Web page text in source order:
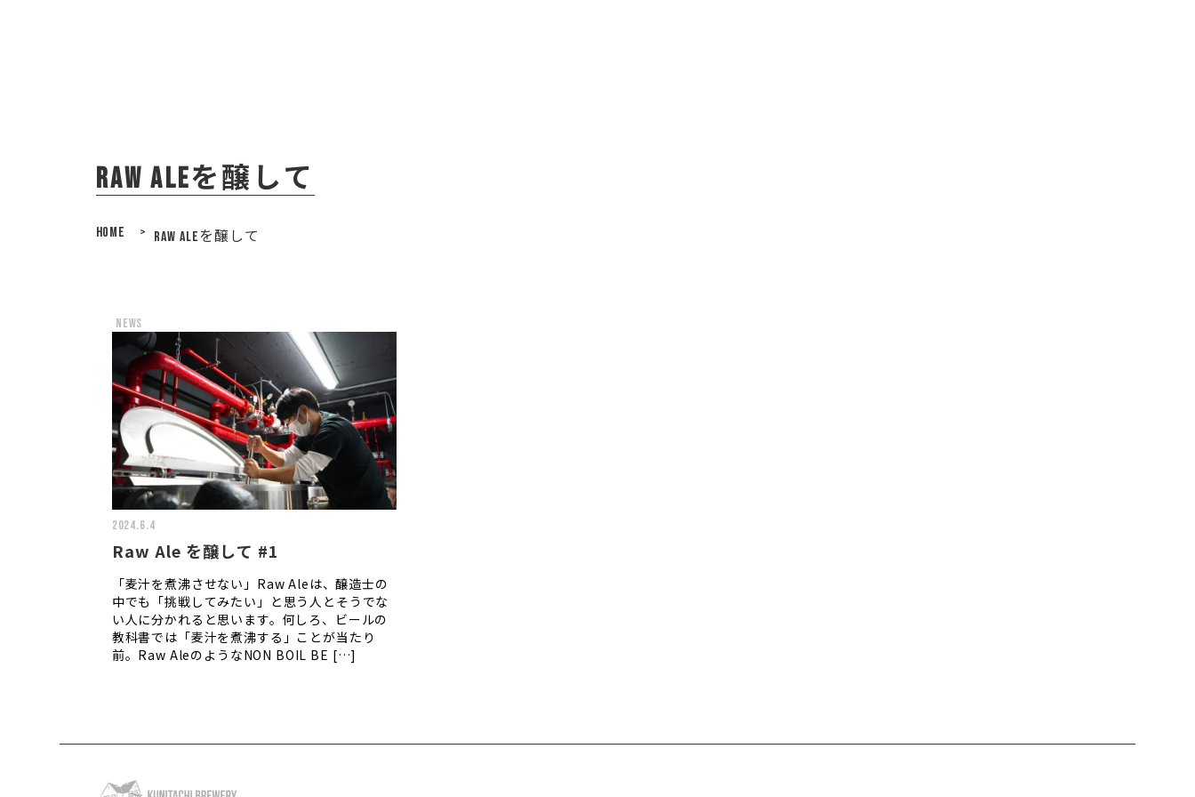
Raw Aleを醸して
HOME > RAW ALEを醸して
news
2024.6.4
Raw Ale を醸して #1
「麦汁を煮沸させない」Raw Aleは、醸造士の
中でも「挑戦してみたい」と思う人とそうでな
い人に分かれると思います。何しろ、ビールの
教科書では「麦汁を煮沸する」ことが当たり
前。Raw AleのようなNON BOIL BE […]